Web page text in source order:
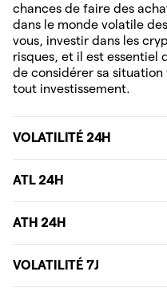
chances de faire des
dans le monde volatile
vous, investir dans les
risques, et il est essentiel
de considérer sa
tout investissement.
VOLATILITÉ 24H
ATL 24H
ATH 24H
VOLATILITÉ 7J